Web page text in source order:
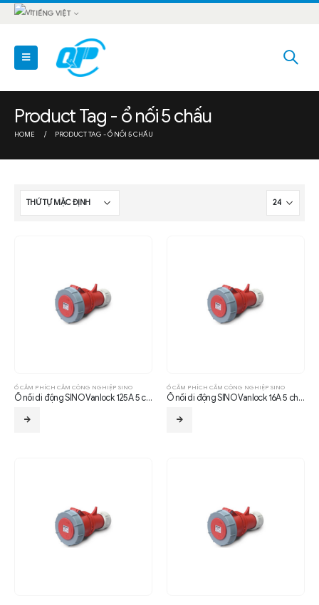
TIẾNG VIỆT
Product Tag - ổ nối 5 chấu
HOME PRODUCT TAG -Ổ NỐI 5 CHẤU
Ổ CẮM PHÍCH CẮM CÔNG NGHIỆP SINO
Ổ nối di động SINO Vanlock 125A 5 chấu IP67
Ổ CẮM PHÍCH CẮM CÔNG NGHIỆP SINO
Ổ nối di động SINO Vanlock 16A 5 chấu IP67